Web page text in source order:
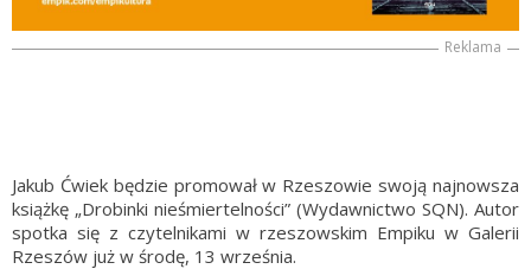
Reklama
Jakub Ćwiek będzie promował w Rzeszowie swoją najnowsza
książkę „Drobinki nieśmiertelności” (Wydawnictwo SQN). Autor
spotka się z czytelnikami w rzeszowskim Empiku w Galerii
Rzeszów już w środę, 13 września.